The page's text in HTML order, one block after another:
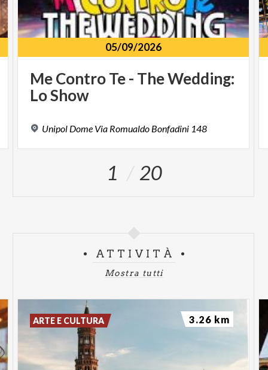
05/09/2026
MeControTe- TheWedding:
LoShow
Unipol Dome Via Romualdo Bonfadini 148
1 20
ATTIVITÀ
Mostra tutti
ARTE E CULTURA 3.26 km